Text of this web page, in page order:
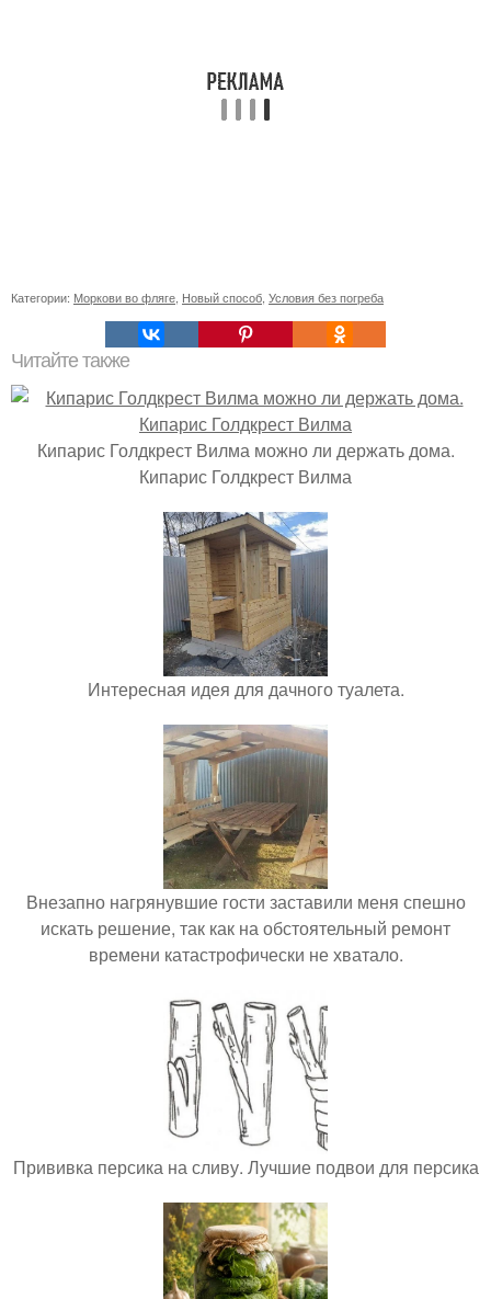
Категории: Моркови во фляге Новый способ Условия без погреба
Читайте также
Кипарис Голдкрест Вилма можно ли держать дома.
Кипарис Голдкрест Вилма
Интересная идея для дачного туалета.
Внезапно нагрянувшие гости заставили меня спешно
искать решение, так как на обстоятельный ремонт
времени катастрофически не хватало.
Прививка персика на сливу. Лучшие подвои для персика